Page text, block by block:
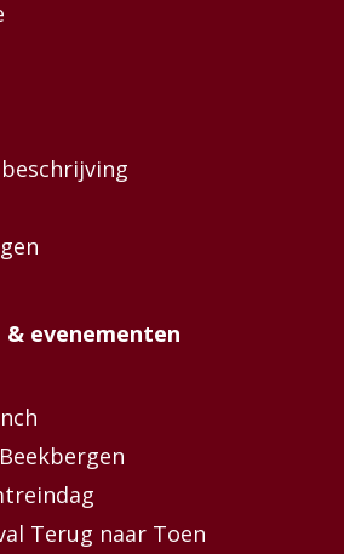
evenementen
Terug naar Toen